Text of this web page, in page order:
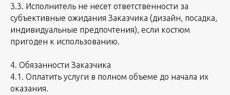
3.3. Исполнитель не несет ответственности за
субъективные ожидания Заказчика (дизайн, посадка,
индивидуальные предпочтения), если костюм
пригоден к использованию.
4. Обязанности Заказчика
4.1. Оплатить услуги в полном объеме до начала их
оказания.